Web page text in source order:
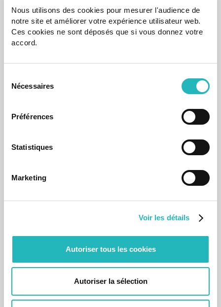
Nous utilisons des cookies pour mesurer l'audience de
notre site et améliorer votre expérience utilisateur web.
Ces cookies ne sont déposés que si vous donnez votre
accord.
Nécessaires
Préférences
Statistiques
Marketing
Voir les détails
Autoriser tous les cookies
Autoriser la sélection
Publication date
Quem é quem na agap2 indústria
14/1/2025